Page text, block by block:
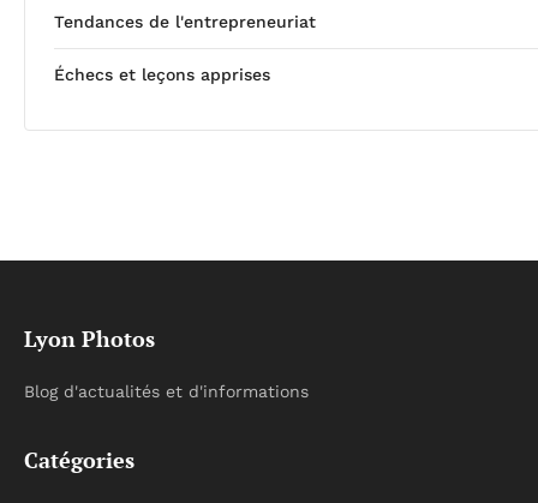
Tendances de l'entrepreneuriat
Échecs et leçons apprises
Lyon Photos
Blog d'actualités et d'informations
Catégories